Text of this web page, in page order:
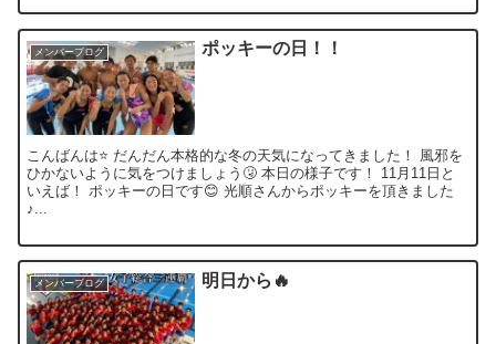
メンバーブログ ポッキーの日！！
こんばんは⭐️ だんだん本格的な冬の天気になってきました！ 風邪を
ひかないように気をつけましょう🤧 本日の様子です！ 11月11日と
いえば！ ポッキーの日です😊 光順さんからポッキーを頂きました
♪...
メンバーブログ 明日から🔥